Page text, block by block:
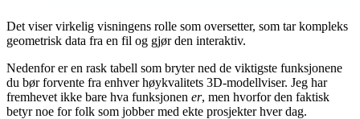
Det viser virkelig visningens rolle som oversetter, som tar kompleks
geometrisk data fra en fil og gjør den interaktiv.
Nedenfor er en rask tabell som bryter ned de viktigste funksjonene
du bør forvente fra enhver høykvalitets 3D-modellviser. Jeg har
fremhevet ikke bare hva funksjonen er, men hvorfor den faktisk
betyr noe for folk som jobber med ekte prosjekter hver dag.